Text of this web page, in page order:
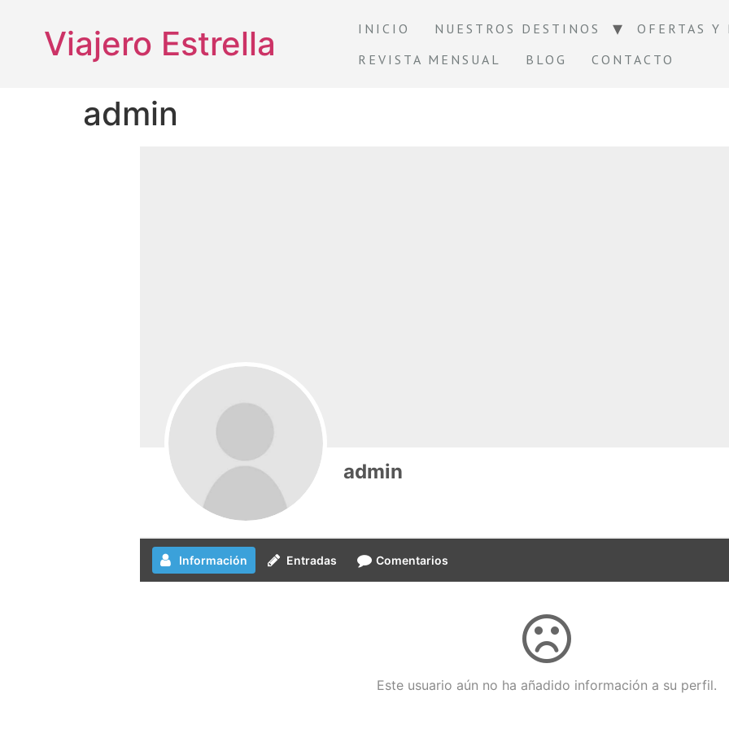
Viajero Estrella INICIO NUESTROS DESTINOS OFERTAS Y
REVISTA MENSUAL
BLOG CONTACTO
admin
admin
Información Entradas Comentarios
Este usuario aún no ha añadido información a su perfil.